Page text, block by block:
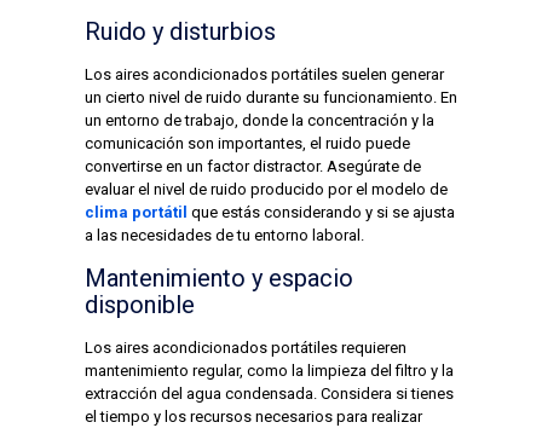
Ruido y disturbios
Los aires acondicionados portátiles suelen generar
un cierto nivel de ruido durante su funcionamiento. En
un entorno de trabajo, donde la concentración y la
comunicación son importantes, el ruido puede
convertirse en un factor distractor. Asegúrate de
evaluar el nivel de ruido producido por el modelo de
clima portátil que estás considerando y si se ajusta
a las necesidades de tu entorno laboral.
Mantenimiento y espacio
disponible
Los aires acondicionados portátiles requieren
mantenimiento regular, como la limpieza del filtro y la
extracción del agua condensada. Considera si tienes
el tiempo y los recursos necesarios para realizar